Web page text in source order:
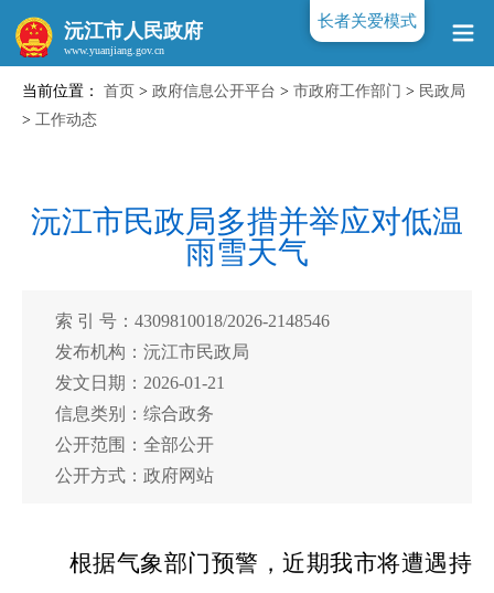
沅江市人民政府
当前位置： 首页 > 政府信息公开平台 > 市政府工作部门 > 民政局
> 工作动态
沅江市民政局多措并举应对低温
雨雪天气
索 引 号：4309810018/2026-2148546
发布机构：沅江市民政局
发文日期：2026-01-21
信息类别：综合政务
公开范围：全部公开
公开方式：政府网站
根据气象部门预警，近期我市将遭遇持
长者关爱模式